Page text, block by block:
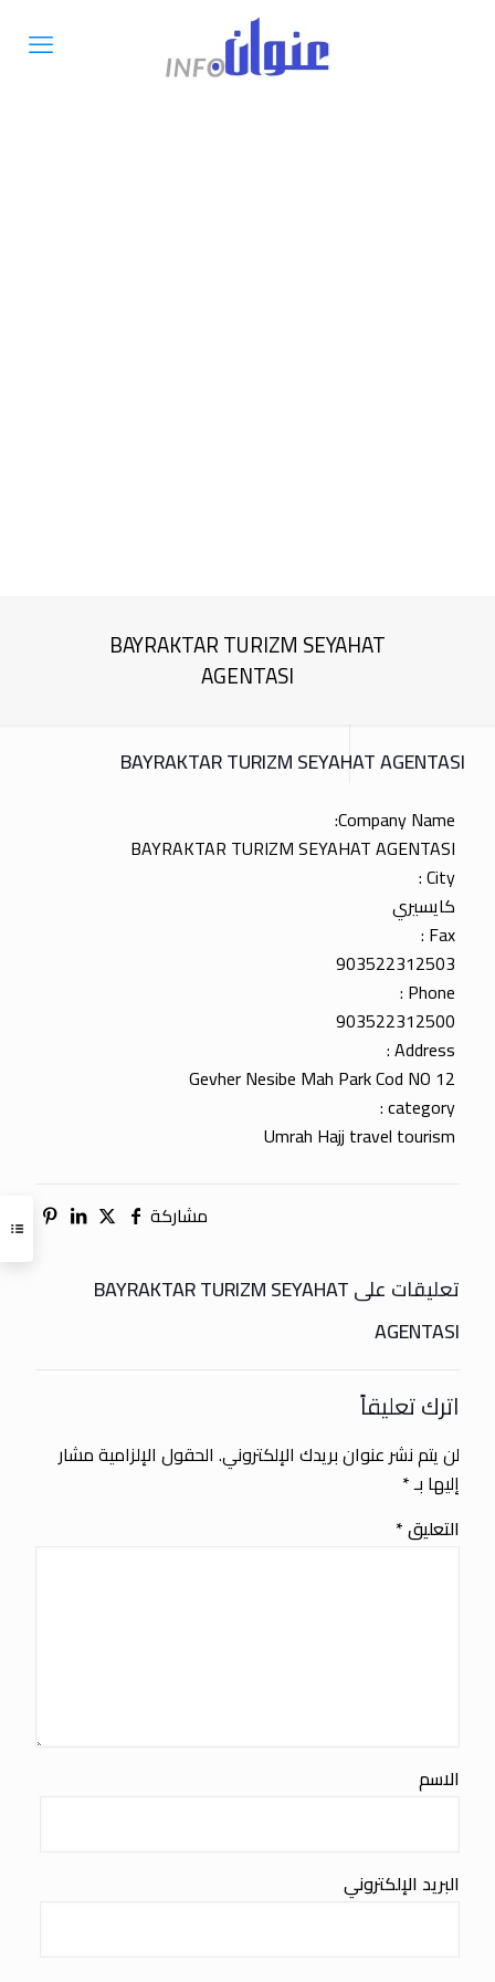
BAYRAKTAR TURIZM SEYAHAT
AGENTASI
BAYRAKTAR TURIZM SEYAHAT AGENTASI
Company Name:
BAYRAKTAR TURIZM SEYAHAT AGENTASI
City :
كايسيري
Fax :
903522312503
Phone :
903522312500
Address :
Gevher Nesibe Mah Park Cod NO 12
category :
Umrah Hajj travel tourism
مشاركة
تعليقات على BAYRAKTAR TURIZM SEYAHAT
AGENTASI
اترك تعليقاً
لن يتم نشر عنوان بريدك الإلكتروني. الحقول الإلزامية مشار
إليها بـ*
التعليق*
الاسم
البريد الإلكتروني